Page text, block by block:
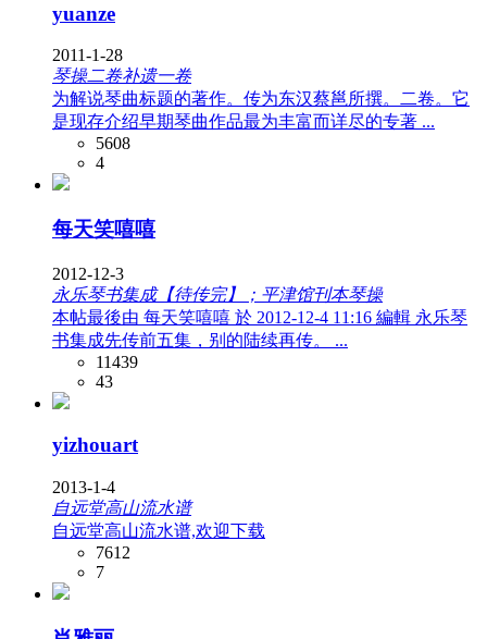
yuanze
2011-1-28
琴操二卷补遗一卷
为解说琴曲标题的著作。传为东汉蔡邕所撰。二卷。它
是现存介绍早期琴曲作品最为丰富而详尽的专著 ...
5608
4
每天笑嘻嘻
2012-12-3
永乐琴书集成【待传完】；平津馆刊本琴操
本帖最後由 每天笑嘻嘻 於 2012-12-4 11:16 編輯 永乐琴
书集成先传前五集，别的陆续再传。 ...
11439
43
yizhouart
2013-1-4
自远堂高山流水谱
自远堂高山流水谱,欢迎下载
7612
7